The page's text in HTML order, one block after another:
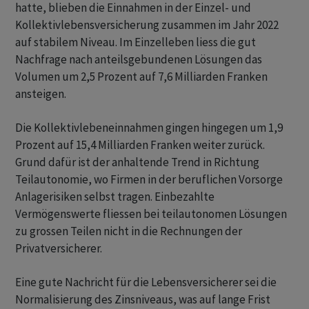
hatte, blieben die Einnahmen in der Einzel- und
Kollektivlebensversicherung zusammen im Jahr 2022
auf stabilem Niveau. Im Einzelleben liess die gut
Nachfrage nach anteilsgebundenen Lösungen das
Volumen um 2,5 Prozent auf 7,6 Milliarden Franken
ansteigen.
Die Kollektivlebeneinnahmen gingen hingegen um 1,9
Prozent auf 15,4 Milliarden Franken weiter zurück.
Grund dafür ist der anhaltende Trend in Richtung
Teilautonomie, wo Firmen in der beruflichen Vorsorge
Anlagerisiken selbst tragen. Einbezahlte
Vermögenswerte fliessen bei teilautonomen Lösungen
zu grossen Teilen nicht in die Rechnungen der
Privatversicherer.
Eine gute Nachricht für die Lebensversicherer sei die
Normalisierung des Zinsniveaus, was auf lange Frist